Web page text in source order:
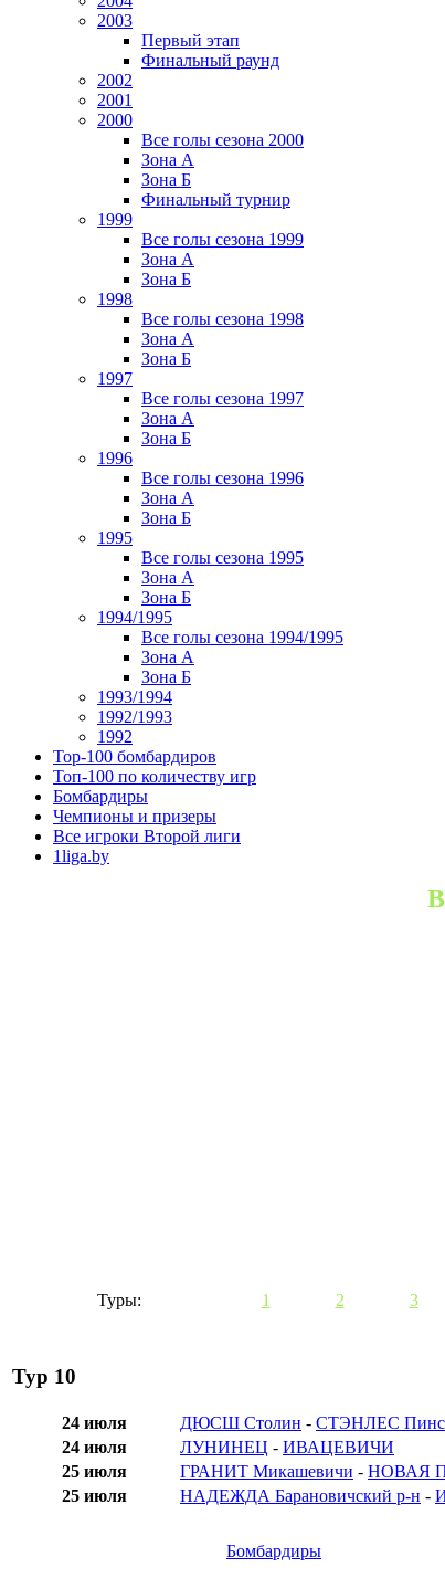
2003
Первый этап
Финальный раунд
2002
2001
2000
Все голы сезона 2000
Зона А
Зона Б
Финальный турнир
1999
Все голы сезона 1999
Зона А
Зона Б
1998
Все голы сезона 1998
Зона А
Зона Б
1997
Все голы сезона 1997
Зона А
Зона Б
1996
Все голы сезона 1996
Зона А
Зона Б
1995
Все голы сезона 1995
Зона А
Зона Б
1994/1995
Все голы сезона 1994/1995
Зона А
Зона Б
1993/1994
1992/1993
1992
Top-100 бомбардиров
Топ-100 по количеству игр
Бомбардиры
Чемпионы и призеры
Все игроки Второй лиги
1liga.by
Туры: 1 2 3
Тур 10
24 июля ДЮСШ Столин - СТЭНЛЕС
24 июля
ЛУНИНЕЦ - ИВАЦЕВИЧИ
25 июля
ГРАНИТ Микашевичи - НОВАЯ
25 июля
НАДЕЖДА Барановичский р-н -
Бомбардиры